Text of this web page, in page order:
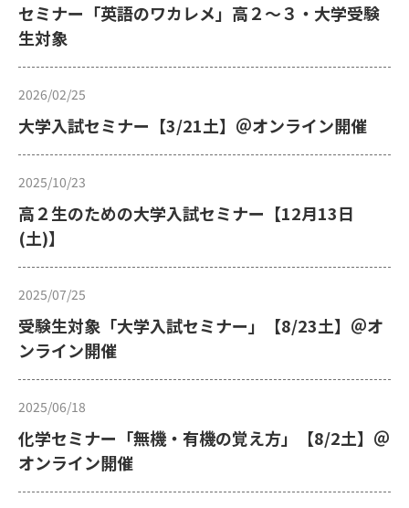
セミナー「英語のワカレメ」高２～３・大学受験
生対象
2026/02/25
大学入試セミナー【3/21土】＠オンライン開催
2025/10/23
高２生のための大学入試セミナー【12月13日
(土)】
2025/07/25
受験生対象「大学入試セミナー」【8/23土】＠オ
ンライン開催
2025/06/18
化学セミナー「無機・有機の覚え方」【8/2土】＠
オンライン開催